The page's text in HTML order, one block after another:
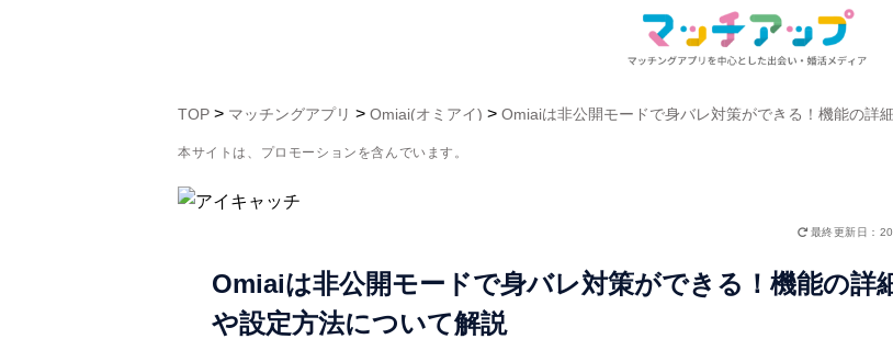
TOP > マッチングアプリ > Omiai(オミアイ) > Omiaiは非公開モードで身バレ対策ができる！機能の詳
本サイトは、プロモーションを含んでいます。
最終更新日：
Omiaiは非公開モードで身バレ対策ができる！機能の詳
や設定方法について解説